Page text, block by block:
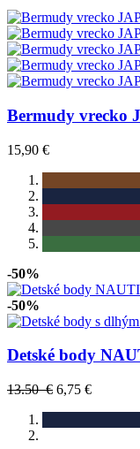
Bermudy vrecko
15,90 €
-50%
-50%
Detské body
13.50 € 6,75 €